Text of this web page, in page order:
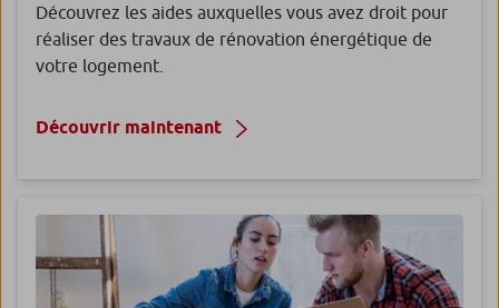
Découvrez les aides auxquelles vous avez droit pour
réaliser des travaux de rénovation énergétique de
votre logement.
Découvrir maintenant